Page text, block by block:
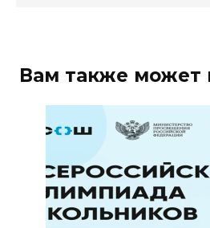
Вам также может